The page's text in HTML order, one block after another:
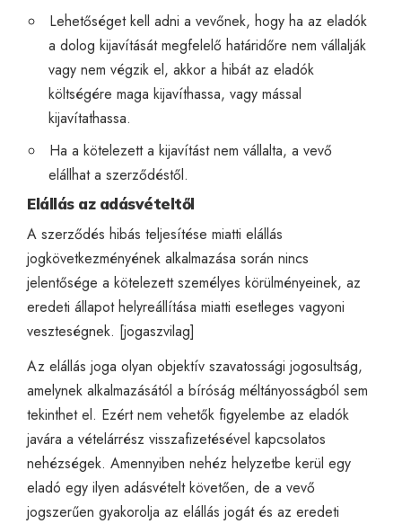
Lehetőséget kell adni a vevőnek, hogy ha az eladók
a dolog kijavítását megfelelő határidőre nem vállalják
vagy nem végzik el, akkor a hibát az eladók
költségére maga kijavíthassa, vagy mással
kijavítathassa.
Ha a kötelezett a kijavítást nem vállalta, a vevő
elállhat a szerződéstől.
Elállás az adásvételtől
A szerződés hibás teljesítése miatti elállás
jogkövetkezményének alkalmazása során nincs
jelentősége a kötelezett személyes körülményeinek, az
eredeti állapot helyreállítása miatti esetleges vagyoni
veszteségnek. [jogaszvilag]
Az elállás joga olyan objektív szavatossági jogosultság,
amelynek alkalmazásától a bíróság méltányosságból sem
tekinthet el. Ezért nem vehetők figyelembe az eladók
javára a vételárrész visszafizetésével kapcsolatos
nehézségek. Amennyiben nehéz helyzetbe kerül egy
eladó egy ilyen adásvételt követően, de a vevő
jogszerűen gyakorolja az elállás jogát és az eredeti